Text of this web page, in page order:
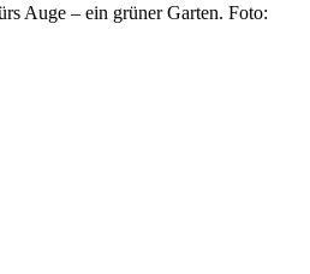
Auge – ein grüner Garten. Foto: